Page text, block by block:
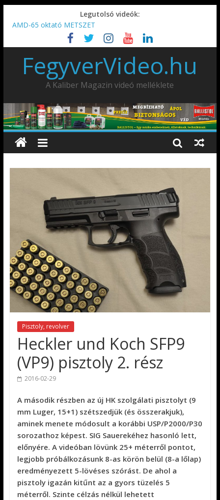
Legutolsó videók:
AMD-65 oktató METSZET
Umarex TPX50 .50 paintball/pepperball/traumatikus marker
IDÉN IS INDUL: Fegyvertervező- és gyártó szakmérnöki,
illetve szakspecialista képzés!!!
IWA2026 – Puskák 1. rész
Ardesa Patriot “FAPADOS” .45 elöltöltő perkussziós pisztoly
FegyverVideo.hu
A Kaliber Magazin videó melléklete
Pisztoly, revolver
Heckler und Koch SFP9
(VP9) pisztoly 2. rész
2016-02-29
A második részben az új HK szolgálati pisztolyt (9
mm Luger, 15+1) szétszedjük (és összerakjuk),
aminek menete módosult a korábbi USP/P2000/P30
sorozathoz képest. SIG Sauerekéhez hasonló lett,
előnyére. A videóban lövünk 25+ méterről pontot,
legjobb próbálkozásunk 8-as körön belül (8-a lőlap)
eredményezett 5-lövéses szórást. De ahol a
pisztoly igazán kitűnt az a gyors tüzelés 5
méterről. Szinte célzás nélkül lehetett